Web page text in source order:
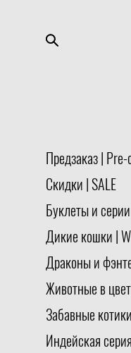
Предзаказ |
Скидки | SALE
Буклеты и
Дикие кошки |
Драконы и
Животные в
Забавные
Индейская